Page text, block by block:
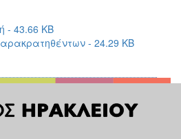
- 43.66 KB
- 24.29 KB